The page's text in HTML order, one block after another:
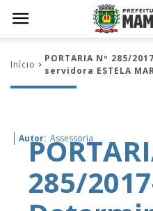
Início
PORTARIA Nº 285/
servidora ESTELA
Autor: Assessoria
285/